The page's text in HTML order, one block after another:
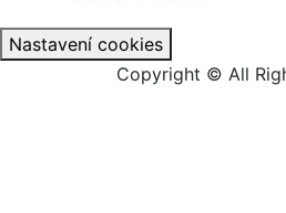
Nastavení cookies
Copyright © All